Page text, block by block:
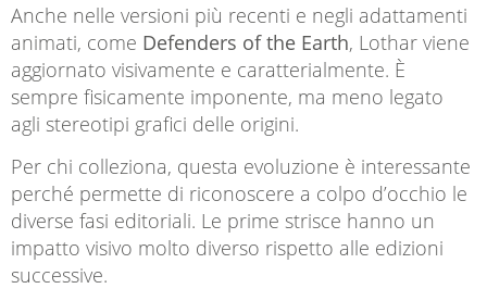
Anche nelle versioni più recenti e negli adattamenti
animati, come Defenders of the Earth, Lothar viene
aggiornato visivamente e caratterialmente. È
sempre fisicamente imponente, ma meno legato
agli stereotipi grafici delle origini.
Per chi colleziona, questa evoluzione è interessante
perché permette di riconoscere a colpo d’occhio le
diverse fasi editoriali. Le prime strisce hanno un
impatto visivo molto diverso rispetto alle edizioni
successive.